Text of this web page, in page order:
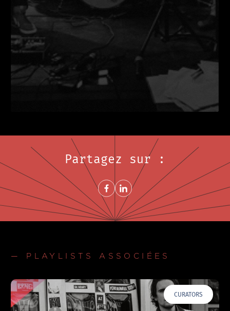
Partagez sur :
Share on FacebookNouvelle fenêtre
Share on LinkedInNouvelle fenêtre
— PLAYLISTS ASSOCIÉES
CURATORS